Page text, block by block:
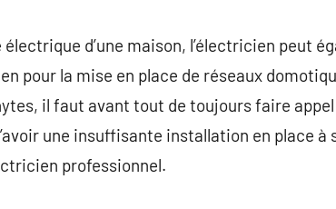
d’une maison, l’électricien peut
pour la mise en place de réseaux
il faut avant tout de toujours faire
une insuffisante installation en place à
professionnel.